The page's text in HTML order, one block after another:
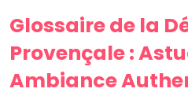
Glossaire de la
Provençale :
Ambiance